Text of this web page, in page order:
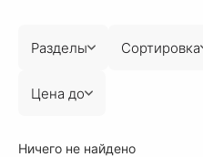
Разделы Сортировка
Цена до
Ничего не найдено